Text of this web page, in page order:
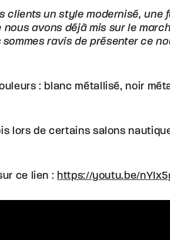
clients un style modernisé, une
avons déjà mis sur le
sommes ravis de présenter ce
: blanc métallisé, noir
lors de certains salons
ce lien : https://youtu.be/